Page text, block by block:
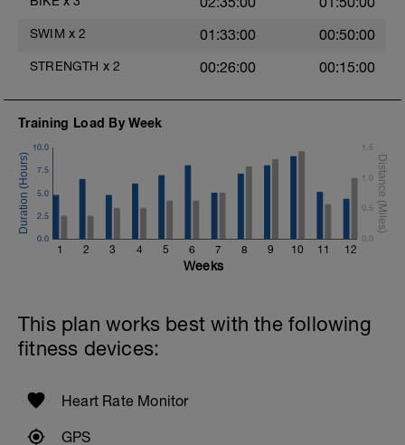
SWIM x 2 01:33:00 00:50:00
STRENGTH x 2 00:26:00 00:15:00
Training Load By Week
1 2 3 4 5 6 7 8 9 10 11 12
0.0
2.5
5.0
7.5
10.0
0.0
0.5
1.0
1.5
Weeks
This plan works best with the following
fitness devices:
Heart Rate Monitor
GPS